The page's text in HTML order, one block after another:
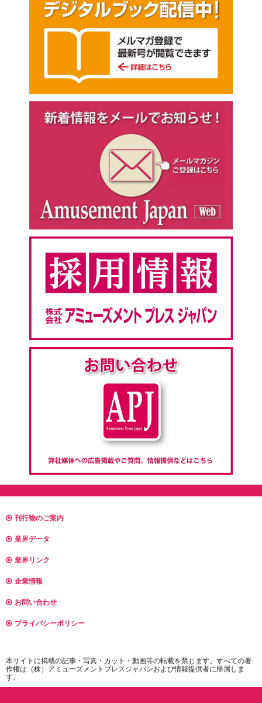
刊行物のご案内
業界データ
業界リンク
企業情報
お問い合わせ
プライバシーポリシー
本サイトに掲載の記事・写真・カット・動画等の転載を禁じます。すべての著
作権は（株）アミューズメントプレスジャパンおよび情報提供者に帰属しま
す。